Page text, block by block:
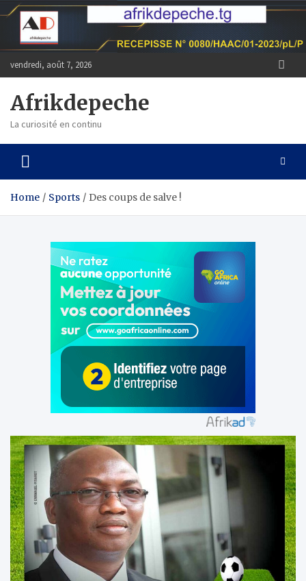
Skip
content
vendredi, août 7, 2026
Afrikdepeche
La curiosité en continu
Home Sports Des coups de salve !